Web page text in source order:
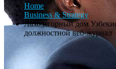
Home
Business & Strategy
Лахо игорный дом
должностной веб-журнал